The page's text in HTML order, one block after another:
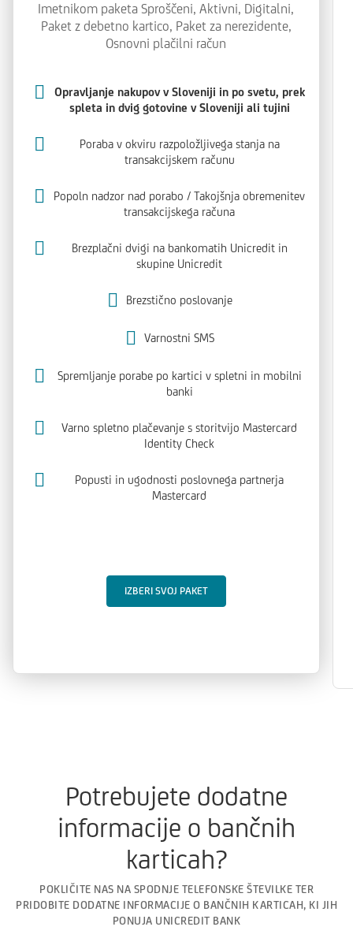
Imetnikom paketa Sproščeni, Aktivni, Digitalni,
Paket z debetno kartico, Paket za nerezidente,
Osnovni plačilni račun
Opravljanje nakupov v Sloveniji in po svetu, prek
spleta in dvig gotovine v Sloveniji ali tujini
Poraba v okviru razpoložljivega stanja na
transakcijskem računu
Popoln nadzor nad porabo / Takojšnja obremenitev
transakcijskega računa
Brezplačni dvigi na bankomatih Unicredit in
skupine Unicredit
Brezstično poslovanje
Varnostni SMS
Spremljanje porabe po kartici v spletni in mobilni
banki
Varno spletno plačevanje s storitvijo Mastercard
Identity Check
Popusti in ugodnosti poslovnega partnerja
Mastercard
IZBERI SVOJ PAKET
Potrebujete dodatne
informacije o bančnih
karticah?
POKLIČITE NAS NA SPODNJE TELEFONSKE ŠTEVILKE TER
PRIDOBITE DODATNE INFORMACIJE O BANČNIH KARTICAH, KI JIH
PONUJA UNICREDIT BANK